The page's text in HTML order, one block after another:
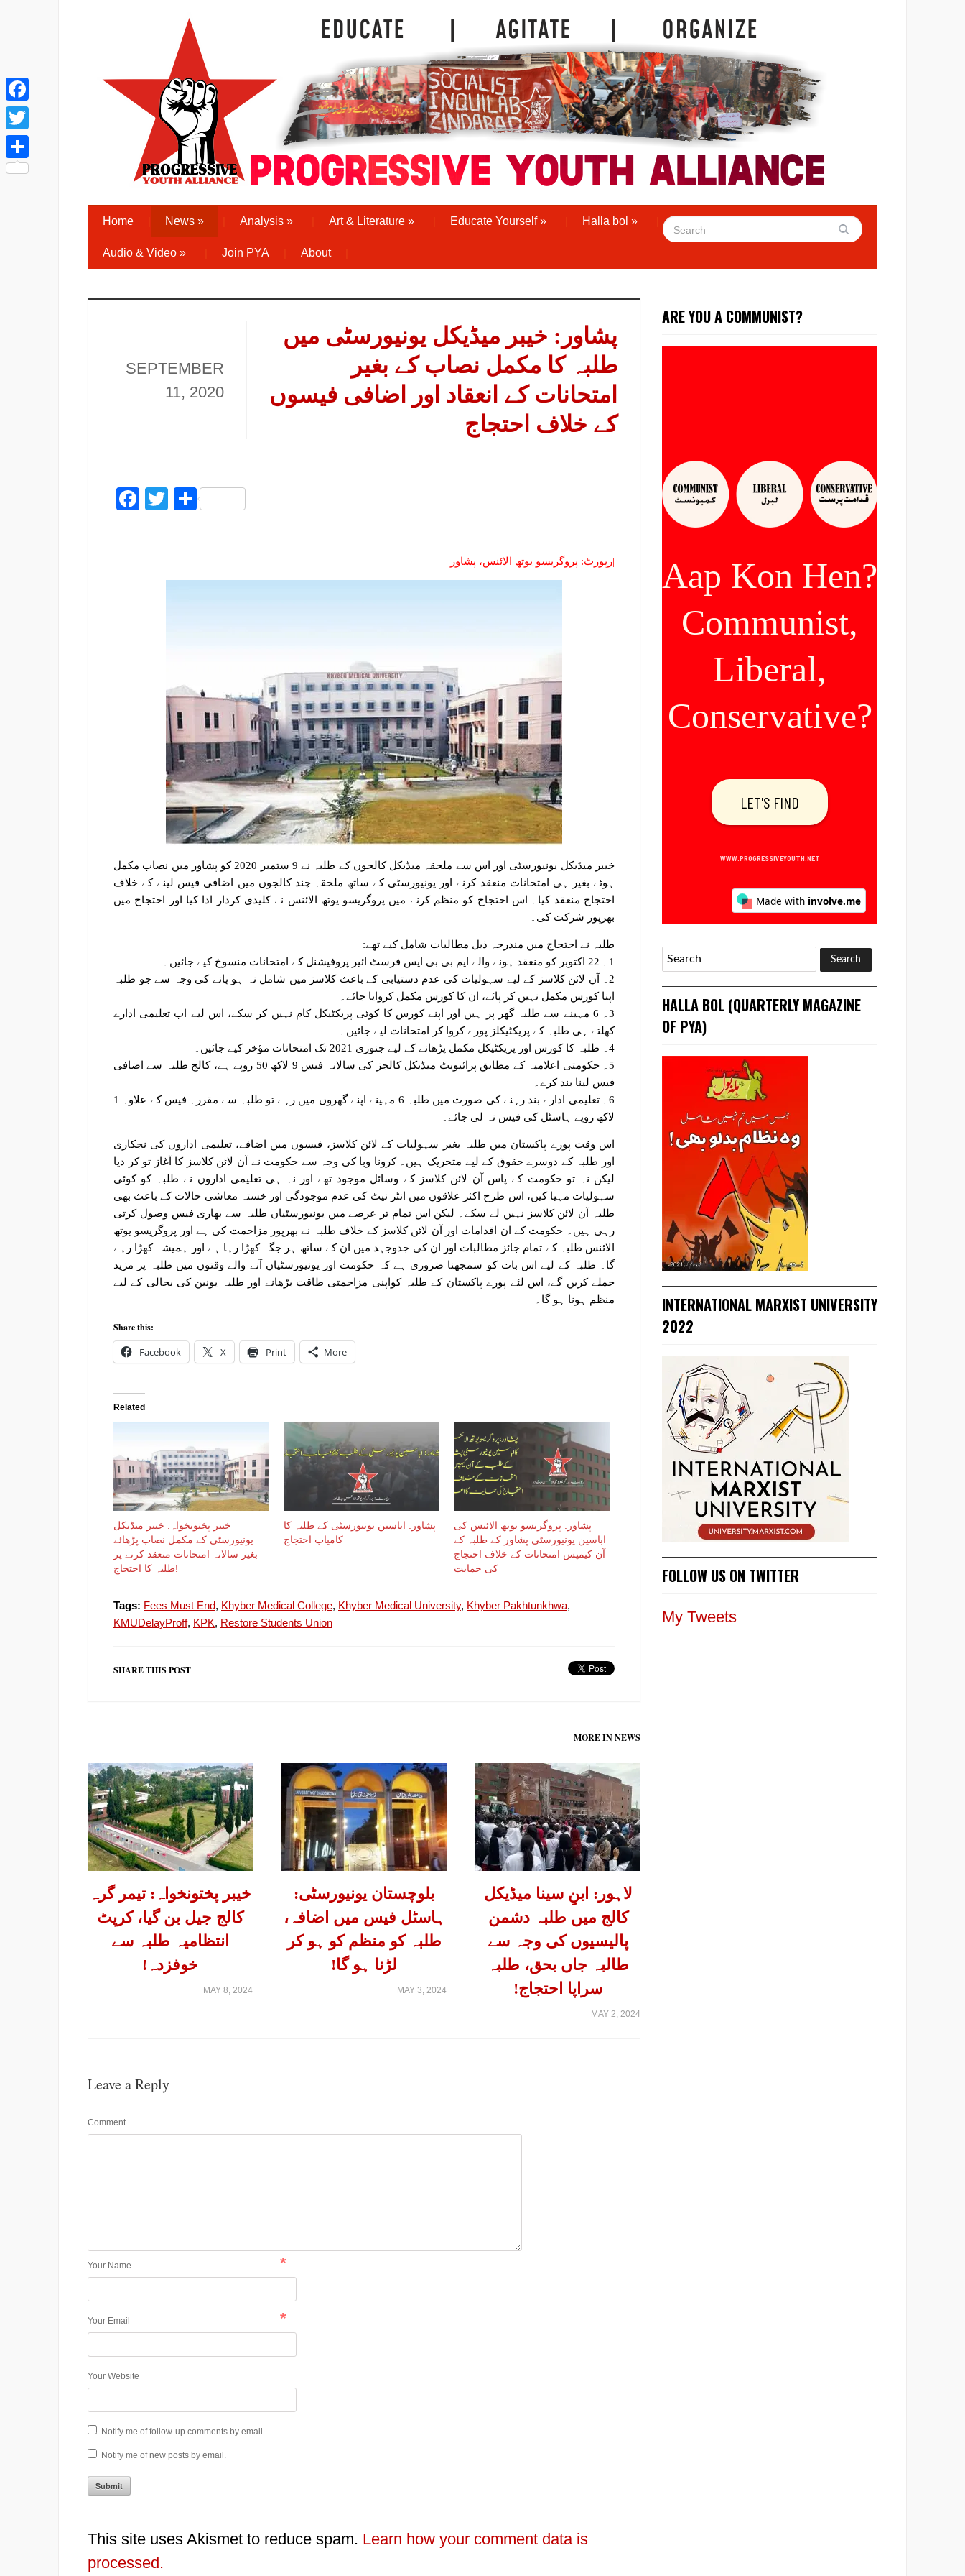
Home News » Analysis » Art & Literature » Educate Yourself» Halla bol »
Audio & Video » Join PYA About
SEPTEMBER
11, 2020
پشاور: خیبر میڈیکل یونیورسٹی میں
طلبہ کا مکمل نصاب کے بغیر
امتحانات کے انعقاد اور اضافی فیسوں
کے خلاف احتجاج
Facebook
Twitter
Share
|رپورٹ: پروگریسو یوتھ الائنس، پشاور|
خیبر میڈیکل یونیورسٹی اور اس سے ملحقہ میڈیکل کالجوں کے طلبہ نے 9 ستمبر 2020 کو پشاور میں نصاب مکمل
ہوئے بغیر ہی امتحانات منعقد کرنے اور یونیورسٹی کے ساتھ ملحقہ چند کالجوں میں اضافی فیس لینے کے خلاف
احتجاج منعقد کیا۔ اس احتجاج کو منظم کرنے میں پروگریسو یوتھ الائنس نے کلیدی کردار ادا کیا اور احتجاج میں
بھرپور شرکت کی۔
طلبہ نے احتجاج میں مندرجہ ذیل مطالبات شامل کیے تھے:
1۔ 22 اکتوبر کو منعقد ہونے والے ایم بی بی ایس فرسٹ ائیر پروفیشنل کے امتحانات منسوخ کیے جائیں۔
2۔ آن لائن کلاسز کے لیے سہولیات کی عدم دستیابی کے باعث کلاسز میں شامل نہ ہو پانے کی وجہ سے جو طلبہ
اپنا کورس مکمل نہیں کر پائے، ان کا کورس مکمل کروایا جائے۔
3۔ 6 مہینے سے طلبہ گھر پر ہیں اور اپنے کورس کا کوئی پریکٹیکل کام نہیں کر سکے، اس لیے اب تعلیمی ادارے
کھلتے ہی طلبہ کے پریکٹیکلز پورے کروا کر امتحانات لیے جائیں۔
4۔ طلبہ کا کورس اور پریکٹیکل مکمل پڑھانے کے لیے جنوری 2021 تک امتحانات مؤخر کیے جائیں۔
5۔ حکومتی اعلامیہ کے مطابق پرائیویٹ میڈیکل کالجز کی سالانہ فیس 9 لاکھ 50 روپے ہے، کالج طلبہ سے اضافی
فیس لینا بند کرے۔
6۔ تعلیمی ادارے بند رہنے کی صورت میں طلبہ 6 مہینے اپنے گھروں میں رہے تو طلبہ سے مقررہ فیس کے علاوہ 1
لاکھ روپے ہاسٹل کی فیس نہ لی جائے۔
اس وقت پورے پاکستان میں طلبہ بغیر سہولیات کے لائن کلاسز، فیسوں میں اضافے، تعلیمی اداروں کی نجکاری
اور طلبہ کے دوسرے حقوق کے لیے متحریک ہیں۔ کرونا وبا کی وجہ سے حکومت نے آن لائن کلاسز کا آغاز تو کر دیا
لیکن نہ تو حکومت کے پاس آن لائن کلاسز کے وسائل موجود تھے اور نہ ہی تعلیمی اداروں نے طلبہ کو کوئی
سہولیات مہیا کیں، اس طرح اکثر علاقوں میں انٹر نیٹ کی عدم موجودگی اور خستہ معاشی حالات کے باعث بھی
طلبہ آن لائن کلاسز نہیں لے سکے۔ لیکن اس تمام تر عرصے میں یونیورسٹیاں طلبہ سے بھاری فیس وصول کرتی
رہی ہیں۔ حکومت کے ان اقدامات اور آن لائن کلاسز کے خلاف طلبہ نے بھرپور مزاحمت کی ہے اور پروگریسو یوتھ
الائنس طلبہ کے تمام جائز مطالبات اور ان کی جدوجہد میں ان کے ساتھ ہر جگہ کھڑا رہا ہے اور ہمیشہ کھڑا رہے
گا۔ طلبہ کے لیے اس بات کو سمجھنا ضروری ہے کہ حکومت اور یونیورسٹیاں آنے والے وقتوں میں طلبہ پر مزید
حملے کریں گے، اس لئے پورے پاکستان کے طلبہ کواپنی مزاحمتی طاقت بڑھانے اور طلبہ یونین کی بحالی کے لیے
منظم ہونا ہو گا۔
Share this:
Facebook X Print More
Related
خیبر پختونخواہ: خیبر میڈیکل
یونیورسٹی کے مکمل نصاب پڑھائے
بغیر سالانہ امتحانات منعقد کرنے پر
طلبہ کا احتجاج!
پشاور: اباسین یونیورسٹی کے طلبہ کا
کامیاب احتجاج
پشاور: پروگریسو یوتھ الائنس کی
اباسین یونیورسٹی پشاور کے طلبہ کے
آن کیمپس امتحانات کے خلاف احتجاج
کی حمایت
Tags: Fees Must End, Khyber Medical College, Khyber Medical University, Khyber Pakhtunkhwa,
KMUDelayProff, KPK, Restore Students Union
SHARE THIS POST
MORE IN NEWS
خیبر پختونخواہ: تیمر گرہ
کالج جیل بن گیا، کرپٹ
انتظامیہ طلبہ سے
خوفزدہ!
MAY 8, 2024
بلوچستان یونیورسٹی:
ہاسٹل فیس میں اضافہ،
طلبہ کو منظم کو ہو کر
لڑنا ہو گا!
MAY 3, 2024
لاہور: ابنِ سینا میڈیکل
کالج میں طلبہ دشمن
پالیسیوں کی وجہ سے
طالبہ جاں بحق، طلبہ
سراپا احتجاج!
MAY 2, 2024
Leave a Reply
Comment
Your Name *
Your Email *
Your Website
Notify me of follow-up comments by email.
Notify me of new posts by email.
This site uses Akismet to reduce spam. Learn how your comment data is
processed.
ARE YOU A COMMUNIST?
HALLA BOL (QUARTERLY MAGAZINE
OF PYA)
INTERNATIONAL MARXIST UNIVERSITY
2022
FOLLOW US ON TWITTER
My Tweets
Facebook
Twitter
Share